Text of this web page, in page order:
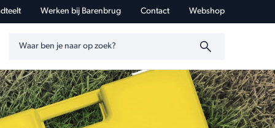
Werken bij Barenbrug Contact Webshop